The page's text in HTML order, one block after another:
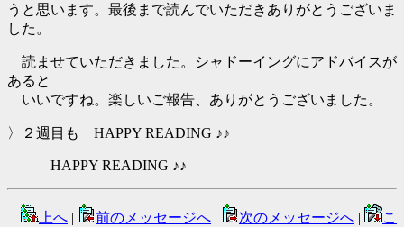
うと思います。最後まで読んでいただきありがとうございま
した。
読ませていただきました。シャドーイングにアドバイスが
あると
いいですね。楽しいご報告、ありがとうございました。
〉２週目も HAPPY READING ♪♪
HAPPY READING ♪♪
上へ | 前のメッセージへ | 次のメッセージへ |
こ